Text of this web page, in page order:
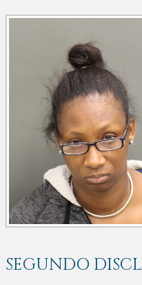
SEGUNDO